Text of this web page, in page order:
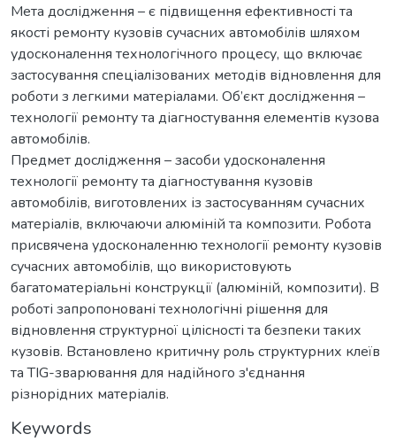
Мета дослідження – є підвищення ефективності та
якості ремонту кузовів сучасних автомобілів шляхом
удосконалення технологічного процесу, що включає
застосування спеціалізованих методів відновлення для
роботи з легкими матеріалами. Об’єкт дослідження –
технології ремонту та діагностування елементів кузова
автомобілів.
Предмет дослідження – засоби удосконалення
технології ремонту та діагностування кузовів
автомобілів, виготовлених із застосуванням сучасних
матеріалів, включаючи алюміній та композити. Робота
присвячена удосконаленню технології ремонту кузовів
сучасних автомобілів, що використовують
багатоматеріальні конструкції (алюміній, композити). В
роботі запропоновані технологічні рішення для
відновлення структурної цілісності та безпеки таких
кузовів. Встановлено критичну роль структурних клеїв
та TIG-зварювання для надійного з'єднання
різнорідних матеріалів.
Keywords